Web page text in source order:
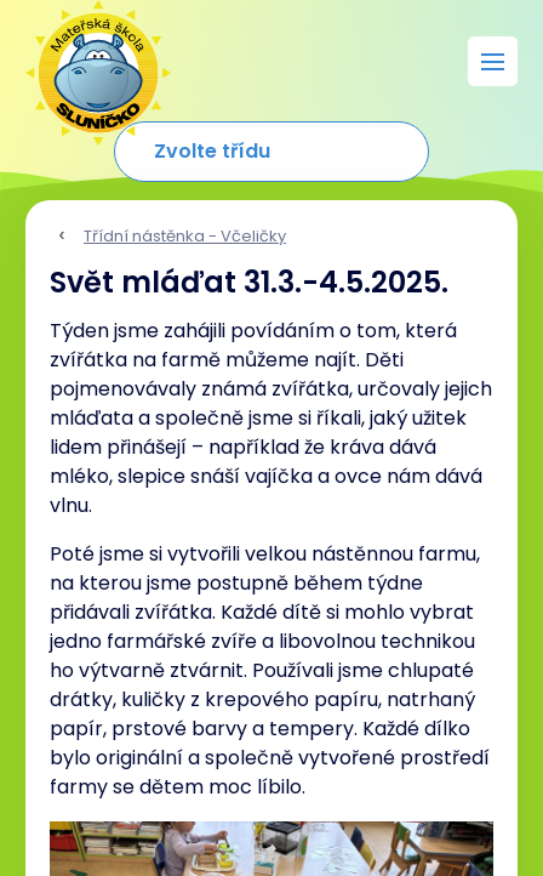
Třídní nástěnka - Včeličky
Svět mláďat 31.3.-4.5.2025.
Týden jsme zahájili povídáním o tom, která
zvířátka na farmě můžeme najít. Děti
pojmenovávaly známá zvířátka, určovaly jejich
mláďata a společně jsme si říkali, jaký užitek
lidem přinášejí – například že kráva dává
mléko, slepice snáší vajíčka a ovce nám dává
vlnu.
Poté jsme si vytvořili velkou nástěnnou farmu,
na kterou jsme postupně během týdne
přidávali zvířátka. Každé dítě si mohlo vybrat
jedno farmářské zvíře a libovolnou technikou
ho výtvarně ztvárnit. Používali jsme chlupaté
drátky, kuličky z krepového papíru, natrhaný
papír, prstové barvy a tempery. Každé dílko
bylo originální a společně vytvořené prostředí
farmy se dětem moc líbilo.